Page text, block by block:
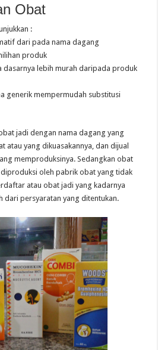
Obat
:
dari pada nama dagang
produk
dasarnya lebih murah daripada produk
generik mempermudah substitusi
jadi dengan nama dagang yang
atau yang dikuasakannya, dan dijual
memproduksinya. Sedangkan obat
oleh pabrik obat yang tidak
atau obat jadi yang kadarnya
dari persyaratan yang ditentukan.